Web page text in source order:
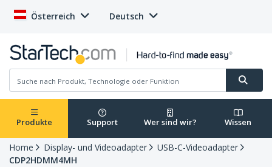
Österreich Deutsch
Produkte Support Wer sind wir? Wissen
Home Display- und Videoadapter
USB-C-Videoadapter
CDP2HDMM4MH